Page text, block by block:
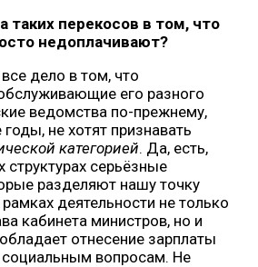
таких перекосов в том, что
недоплачивают?
дело в том, что
его разного
ведомства по-прежнему,
не хотят признавать
категорией. Да, есть,
структурах серьёзные
разделяют нашу точку
деятельности не только
кабинета министров, но и
отнесение зарплаты
социальным вопросам. Не